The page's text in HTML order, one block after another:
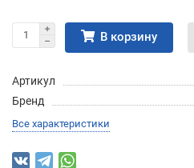
В корзину
Артикул
Бренд
Все характеристики
Подробнее